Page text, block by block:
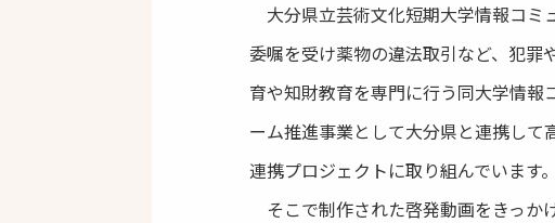
大分県立芸術文化短期大学情報コミ
委嘱を受け薬物の違法取引など、犯
育や知財教育を専門に行う同大学情
ーム推進事業として大分県と連携し
連携プロジェクトに取り組んでいます。
そこで制作された啓発動画をきっか